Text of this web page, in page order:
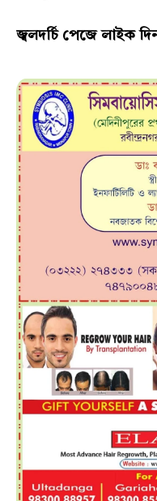
জ্বলদর্চি পেজে লাইক